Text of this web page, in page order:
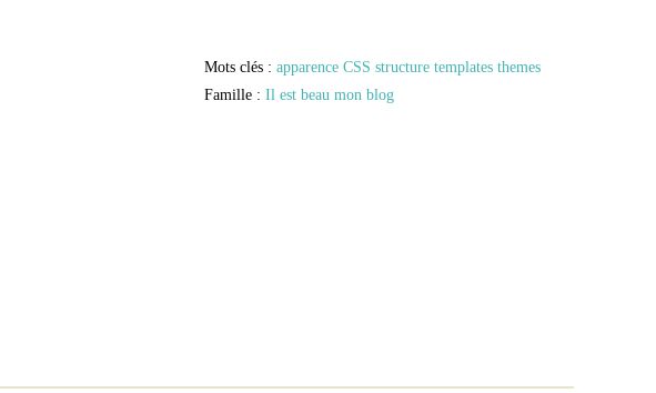
Mots clés : apparence CSS structure templates themes
Famille : Il est beau mon blog